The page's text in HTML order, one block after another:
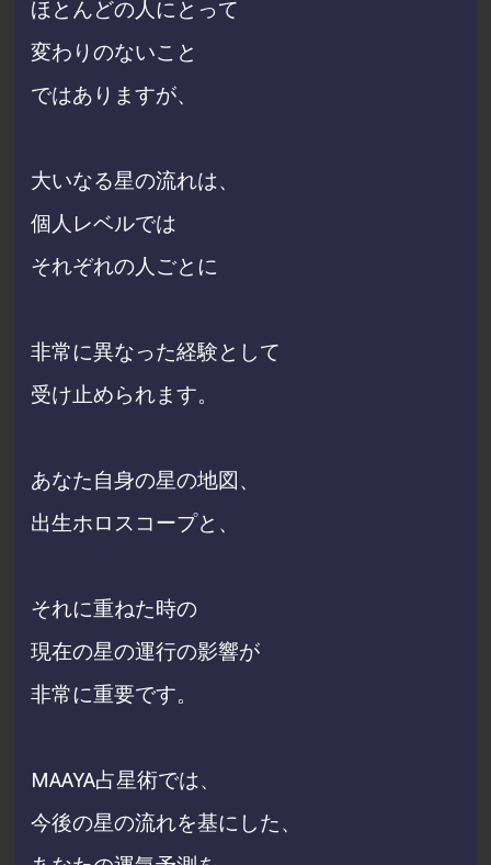
ほとんどの人にとって
変わりのないこと
ではありますが、
大いなる星の流れは、
個人レベルでは
それぞれの人ごとに
非常に異なった経験として
受け止められます。
あなた自身の星の地図、
出生ホロスコープと、
それに重ねた時の
現在の星の運行の影響が
非常に重要です。
MAAYA占星術では、
今後の星の流れを基にした、